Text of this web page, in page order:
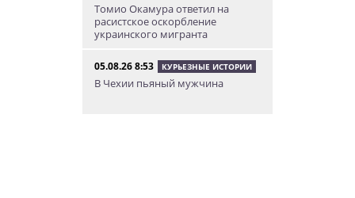
Томио Окамура ответил на
расистское оскорбление
украинского мигранта
05.08.26 8:53 КУРЬЕЗНЫЕ ИСТОРИИ
В Чехии пьяный мужчина